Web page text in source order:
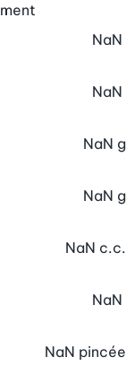
NaN
NaN
NaN g
NaN g
NaN c.c.
NaN
NaN pincée